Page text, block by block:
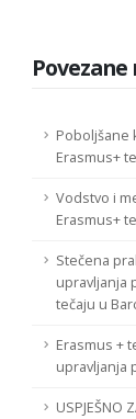
Poboljšane
Erasmus+
Vodstvo i
Erasmus+
Stečena
upravljanja
tečaju u
Erasmus +
upravljanja
USPJEŠNO